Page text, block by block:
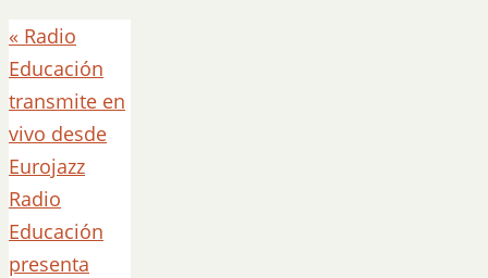
« Radio
Educación
transmite en
vivo desde
Eurojazz
Radio
Educación
presenta